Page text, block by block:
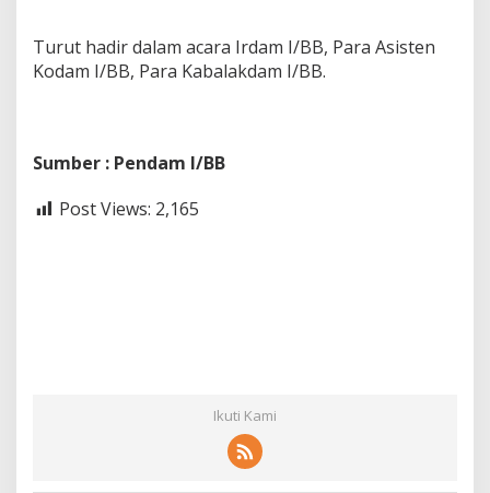
Turut hadir dalam acara Irdam I/BB, Para Asisten
Kodam I/BB, Para Kabalakdam I/BB.
Sumber : Pendam I/BB
Post Views: 2,165
Ikuti Kami